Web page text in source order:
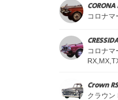
コロナ
コロナ
Crown
クラウン